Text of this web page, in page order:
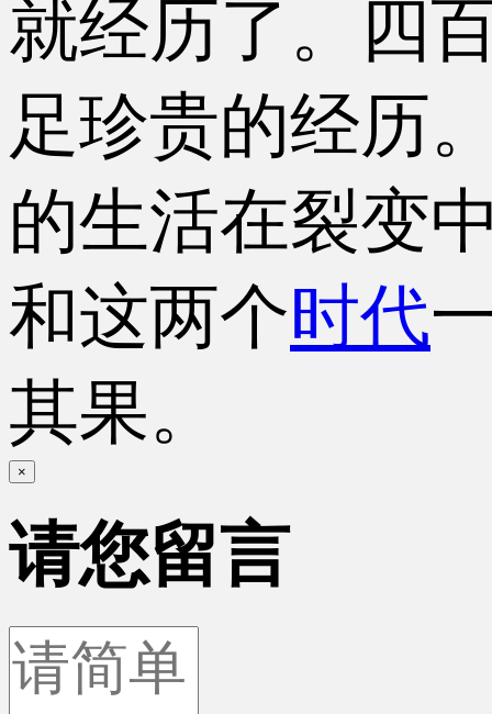
就经历了。四
足珍贵的经历
的生活在裂变
和这两个时代
其果。
×
请您留言